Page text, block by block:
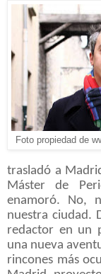
Foto propiedad de
trasladó a
Máster de
enamoró. No,
nuestra ciudad.
redactor en un
una nueva
rincones más